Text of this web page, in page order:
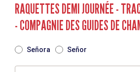
RAQUETTES DEMI JOURNÉE -
- COMPAGNIE DES GUIDES DE
Señora Señor